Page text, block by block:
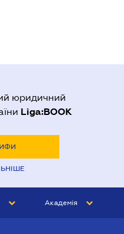
юридичний
Liga:BOOK
Академія